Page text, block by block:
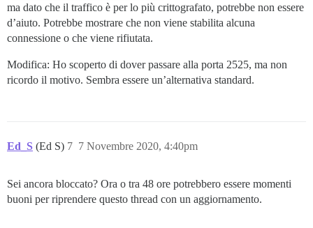
ma dato che il traffico è per lo più crittografato, potrebbe non essere
d’aiuto. Potrebbe mostrare che non viene stabilita alcuna
connessione o che viene rifiutata.
Modifica: Ho scoperto di dover passare alla porta 2525, ma non
ricordo il motivo. Sembra essere un’alternativa standard.
Ed_S (Ed S) 7 Novembre 2020, 4:40pm
7
Sei ancora bloccato? Ora o tra 48 ore potrebbero essere momenti
buoni per riprendere questo thread con un aggiornamento.